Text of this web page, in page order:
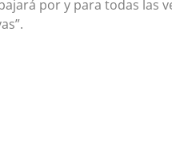
por y para todas las